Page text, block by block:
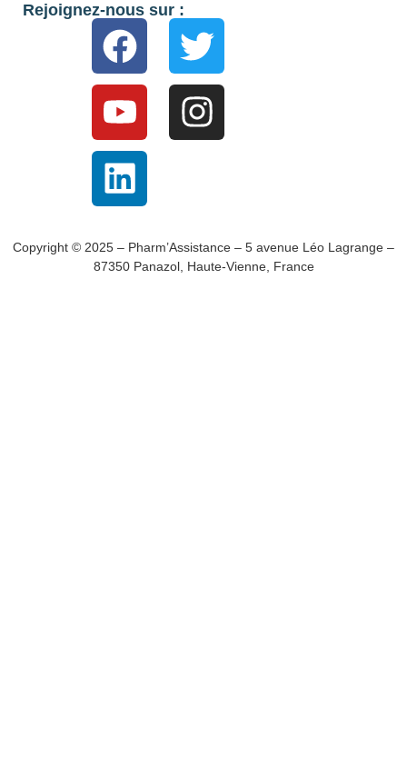
Rejoignez-nous sur :
Copyright © 2025 – Pharm’Assistance – 5 avenue Léo Lagrange –
87350 Panazol, Haute-Vienne, France